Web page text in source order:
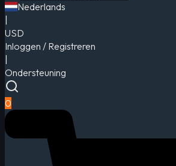
Nederlands
USD
Inloggen / Registreren
Ondersteuning
0